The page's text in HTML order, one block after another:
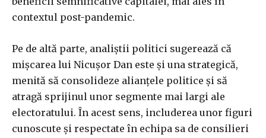
contextul post-pandemic.
Pe de altă parte, analiștii politici sugerează că
mișcarea lui Nicușor Dan este și una strategică,
menită să consolideze alianțele politice și să
atragă sprijinul unor segmente mai largi ale
electoratului. În acest sens, includerea unor figuri
cunoscute și respectate în echipa sa de consilieri